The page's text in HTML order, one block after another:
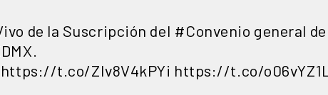
de la Suscripción del #Convenio general
https://t.co/ZIv8V4kPYi https://t.co/